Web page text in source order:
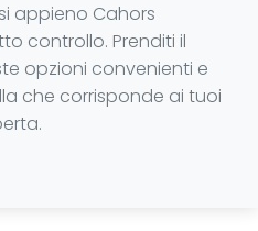
appieno Cahors
controllo. Prenditi il
opzioni convenienti e
che corrisponde ai tuoi